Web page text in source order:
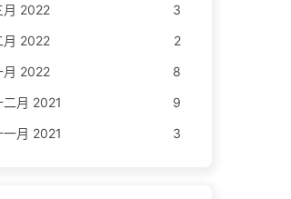
月 2022
3
月 2022
2
月 2022
8
二月 2021
9
一月 2021
3